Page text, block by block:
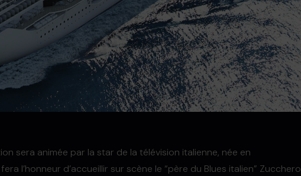
sera animée par la star de la télévision italienne, née en
l’honneur d’accueillir sur scène le “père du Blues italien” Zucchero